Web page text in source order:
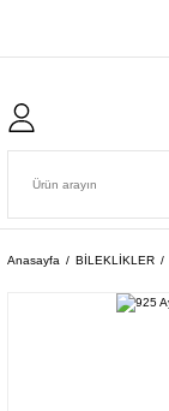
Anasayfa BİLEKLİKLER